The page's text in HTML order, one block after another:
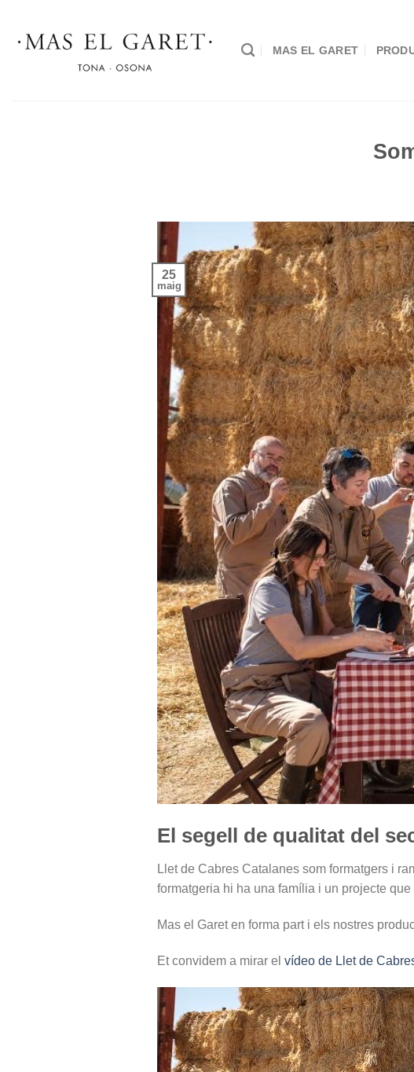
content
MAS EL GARET
25
maig
El segell de qualitat del
Llet de Cabres Catalanes som formatgers i
formatgeria hi ha una família i un projecte
Mas el Garet en forma part i els nostres
Et convidem a mirar el vídeo de Llet de